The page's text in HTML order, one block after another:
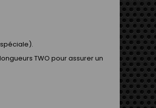
TWO pour assurer un